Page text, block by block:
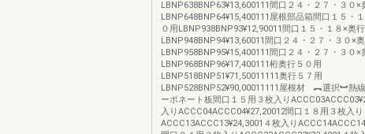
LBNP638BNP63¥13,600111間口２４・２７・３０×
LBNP648BNP64¥15,400111屋根部品箱間口１５・
０用LBNP938BNP93¥12,90011間口１５・１８×奥
LBNP948BNP94¥13,60011間口２４・２７・３０×
LBNP958BNP95¥15,400111間口２４・２７・３０×
LBNP968BNP96¥17,400111桁奥行５０用
LBNP518BNP51¥71,50011111奥行５７用
LBNP528BNP52¥90,00011111屋根材 ︻選択︼熱
ーボネート板間口１５用３枚入り
入りACCC04ACCC04¥27,20012間口１８用３枚入り
ACCC13ACCC13¥24,3001４枚入り